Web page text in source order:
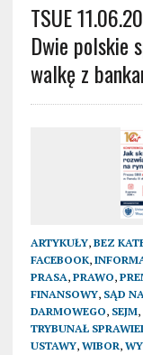
TSUE
Dwie polskie
walkę z
ARTYKUŁY, BEZ
FACEBOOK,
PRASA, PRAWO,
FINANSOWY, SĄD
DARMOWEGO, SEJM,
TRYBUNAŁ
USTAWY, WIBOR,